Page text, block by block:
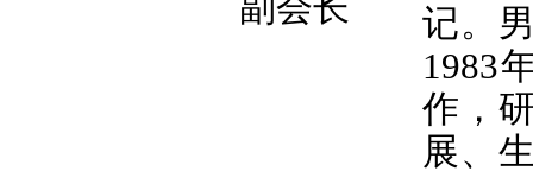
记。
1983
作，
展、